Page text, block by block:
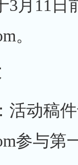
11日
。
活动稿
参与第